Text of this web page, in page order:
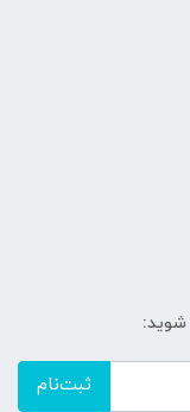
شوید:
ثبت‌نام